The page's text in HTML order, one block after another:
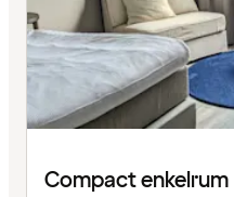
Compact enkelrum